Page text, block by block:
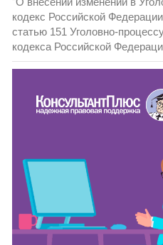
кодекс Российской
статью 151 Уголовно-
кодекса Российской